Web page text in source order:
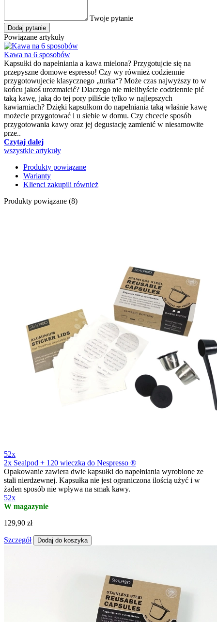
Twoje pytanie
Dodaj pytanie
Powiązane artykuły
Kawa na 6 sposobów
Kapsułki do napełniania a kawa mielona? Przygotujcie się na
przepyszne domowe espresso! Czy wy również codziennie
przygotowujecie klasycznego „turka“? Może czas najwyższy to w
końcu jakoś urozmaicić? Dlaczego nie mielibyście codziennie pić
taką kawę, jaką do tej pory piliście tylko w najlepszych
kawiarniach? Dzięki kapsułkom do napełniania taką właśnie kawę
możecie przygotować i u siebie w domu. Czy chcecie sposób
przygotowania kawy oraz jej degustację zamienić w niesamowite
prze..
Czytaj dalej
wszystkie artykuły
Produkty powiązane
Warianty
Klienci zakupili również
Produkty powiązane (8)
52x
2x Sealpod + 120 wieczka do Nespresso ®
Opakowanie zawiera dwie kapsułki do napełniania wyrobione ze
stali nierdzewnej. Kapsułka nie jest ograniczona ilością użyć i w
żaden sposób nie wpływa na smak kawy.
52x
W magazynie
129,90 zł
Szczegół Dodaj do koszyka